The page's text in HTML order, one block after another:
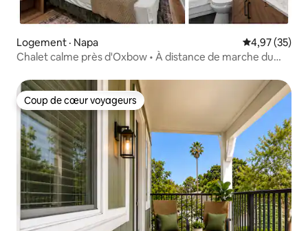
Logement · Napa Note
4,97 (35)
Chalet calme près d'Oxbow • À distance de marche du
Coup de cœur voyageurs
Coup de cœur voyageurs